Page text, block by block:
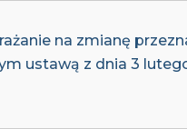
na zmianę
ustawą z dnia 3